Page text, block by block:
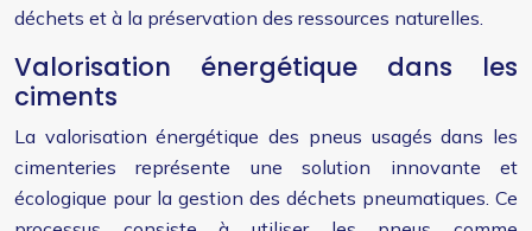
déchets et à la préservation des ressources naturelles.
Valorisation énergétique dans les
ciments
La valorisation énergétique des pneus usagés dans les
cimenteries représente une solution innovante et
écologique pour la gestion des déchets pneumatiques. Ce